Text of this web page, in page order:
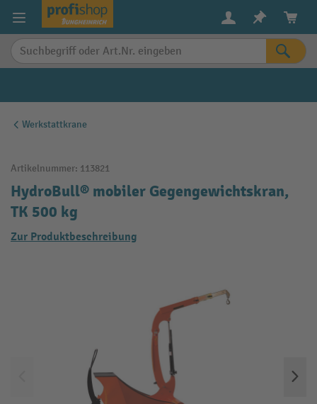
springen
Werkstattkrane
Artikelnummer: 113821
HydroBull® mobiler Gegengewichtskran,
TK 500 kg
Zur Produktbeschreibung